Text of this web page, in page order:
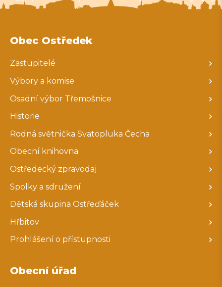
Obec Ostředek
Zastupitelé
Výbory a komise
Osadní výbor Třemošnice
Historie
Rodná světnička Svatopluka Čecha
Obecní knihovna
Ostředecký zpravodaj
Spolky a sdružení
Dětská skupina Ostřeďáček
Hřbitov
Prohlášení o přístupnosti
Obecní úřad